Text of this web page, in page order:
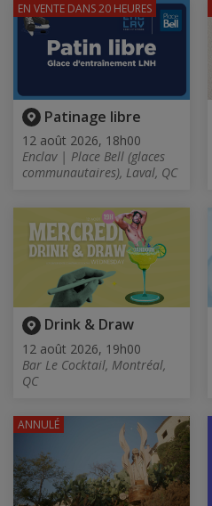
Patinage libre
12 août 2026, 18h00
Enclav | Place Bell (glaces
communautaires), Laval, QC
EN VENTE DANS 20 HEURES
Drink & Draw
12 août 2026, 19h00
Bar Le Cocktail, Montréal,
QC
ANNULÉ